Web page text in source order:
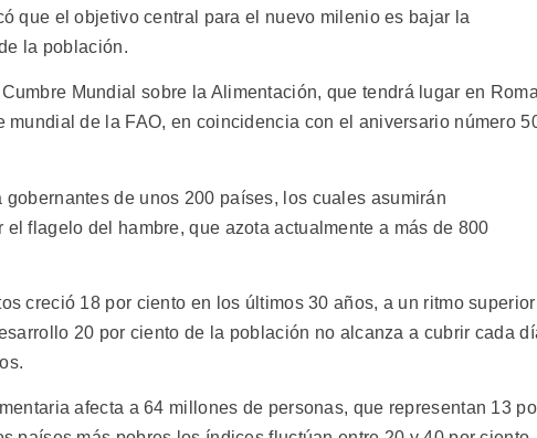
que el objetivo central para el nuevo milenio es bajar la
la población.
Mundial sobre la Alimentación, que tendrá lugar en
mundial de la FAO, en coincidencia con el aniversario número
de unos 200 países, los cuales asumirán
flagelo del hambre, que azota actualmente a más de 800
creció 18 por ciento en los últimos 30 años, a un ritmo superior
20 por ciento de la población no alcanza a cubrir cada
afecta a 64 millones de personas, que representan 13